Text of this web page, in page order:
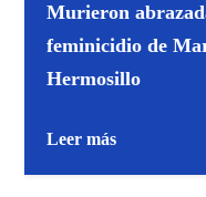
Murieron
feminicidio de
Hermosillo
Leer más